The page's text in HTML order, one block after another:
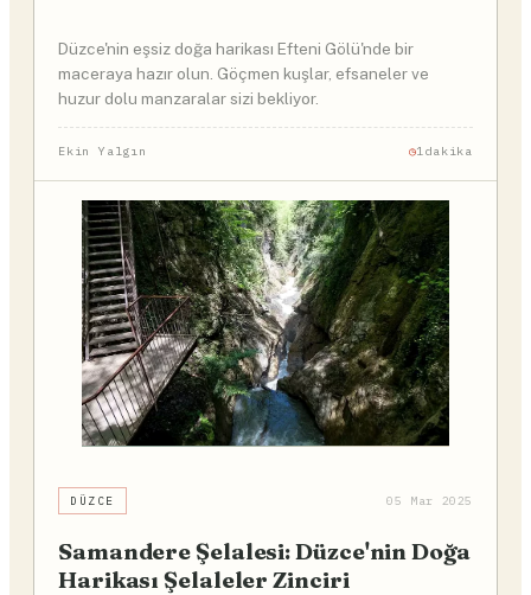
Düzce'nin eşsiz doğa harikası Efteni Gölü'nde bir
maceraya hazır olun. Göçmen kuşlar, efsaneler ve
huzur dolu manzaralar sizi bekliyor.
Ekin Yalgın 1dakika
DÜZCE 05 Mar 2025
Samandere Şelalesi: Düzce'nin Doğa
Harikası Şelaleler Zinciri